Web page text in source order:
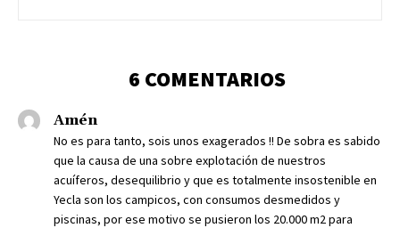
6 COMENTARIOS
Amén
No es para tanto, sois unos exagerados !! De sobra es sabido
que la causa de una sobre explotación de nuestros
acuíferos, desequilibrio y que es totalmente insostenible en
Yecla son los campicos, con consumos desmedidos y
piscinas, por ese motivo se pusieron los 20.000 m2 para